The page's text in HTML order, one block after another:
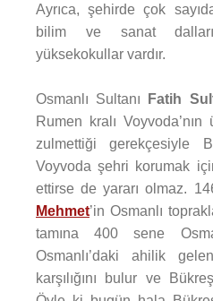
Ayrıca, şehirde çok
bilim ve sanat
yüksekokullar vardır.
Osmanlı Sultanı Fatih
Rumen kralı Voyvoda’nın
zulmettiği gerekçesiyle
Voyvoda şehri korumak
ettirse de yararı olmaz.
Mehmet’in Osmanlı
tamına 400 sene
Osmanlı’daki ahilik
karşılığını bulur ve